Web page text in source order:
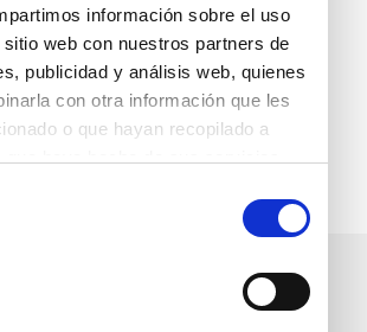
información sobre el uso
sitio web con nuestros partners de
publicidad y análisis web, quienes
con otra información que les
o que hayan recopilado a
a nuestro boletín